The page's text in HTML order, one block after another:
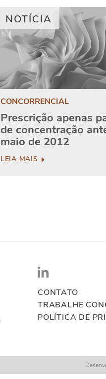
NOTÍCIA
CONCORRENCIAL
Prescrição apenas
de concentração
maio de 2012
LEIA MAIS
CONTATO
TRABALHE
POLÍTICA DE